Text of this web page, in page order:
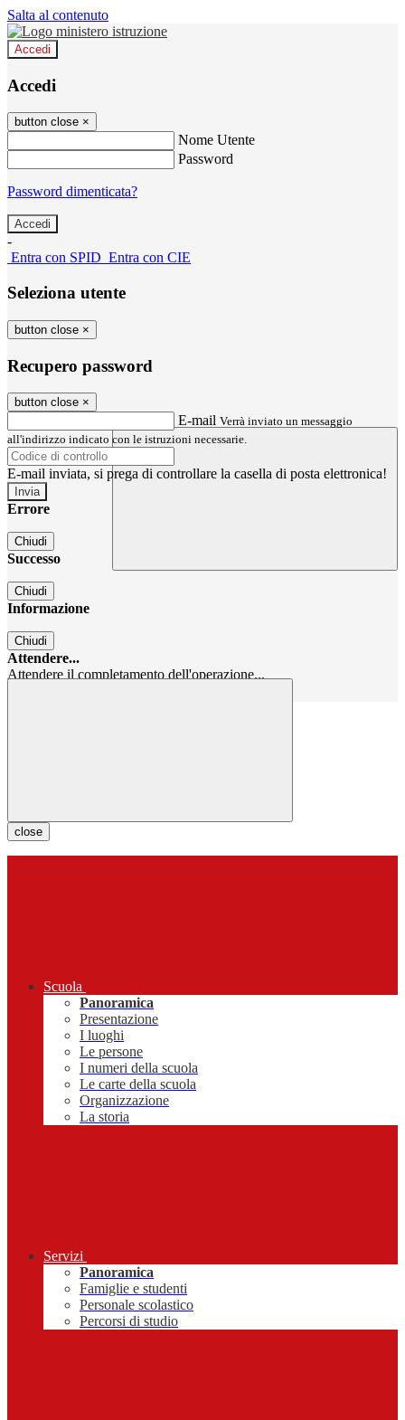
Salta al contenuto
Accedi
Accedi
button close ×
Nome Utente
Password
Password dimenticata?
-
Entra con SPID Entra con CIE
Seleziona utente
button close ×
Recupero password
button close ×
E-mail Verrà inviato un messaggio
all'indirizzo indicato con le istruzioni necessarie.
E-mail inviata, si prega di controllare la casella di posta elettronica!
Errore
Chiudi
Successo
Chiudi
Informazione
Chiudi
Attendere...
Attendere il completamento dell'operazione...
close
Scuola
Panoramica
Presentazione
I luoghi
Le persone
I numeri della scuola
Le carte della scuola
Organizzazione
La storia
Servizi
Panoramica
Famiglie e studenti
Personale scolastico
Percorsi di studio